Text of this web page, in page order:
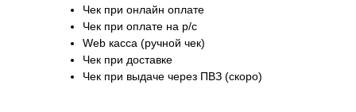
Чек при онлайн оплате
Чек при оплате на р/с
Web касса (ручной чек)
Чек при доставке
Чек при выдаче через ПВЗ (скоро)